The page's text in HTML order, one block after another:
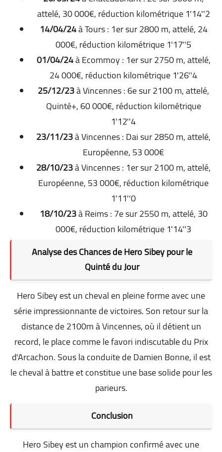
attelé, 30 000€, réduction kilométrique 1'14''2
14/04/24à Tours : 1er sur 2800 m, attelé, 24
000€, réduction kilométrique 1'17''5
01/04/24à Ecommoy : 1er sur 2750 m, attelé,
24 000€, réduction kilométrique 1'26''4
25/12/23à Vincennes : 6e sur 2100 m, attelé,
Quinté+, 60 000€, réduction kilométrique
1'12''4
23/11/23à Vincennes : Dai sur 2850 m, attelé,
Européenne, 53 000€
28/10/23à Vincennes : 1er sur 2100 m, attelé,
Européenne, 53 000€, réduction kilométrique
1'11''0
18/10/23à Reims : 7e sur 2550 m, attelé, 30
000€, réduction kilométrique 1'14''3
Analyse des Chances de Hero Sibey pour le
Quinté du Jour
Hero Sibey est un cheval en pleine forme avec une
série impressionnante de victoires. Son retour sur la
distance de 2100m à Vincennes, où il détient un
record, le place comme le favori indiscutable du Prix
d'Arcachon. Sous la conduite de Damien Bonne, il est
le cheval à battre et constitue une base solide pour les
parieurs.
Conclusion
Hero Sibey est un champion confirmé avec une